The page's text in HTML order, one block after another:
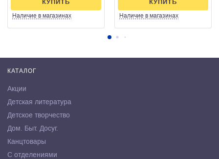
Наличие в магазинах
КУПИТЬ
Наличие в магазинах
КУПИТЬ
КАТАЛОГ
Акции
Детская литература
Детское творчество
Дом. Быт. Досуг.
Канцтовары
С отделениями